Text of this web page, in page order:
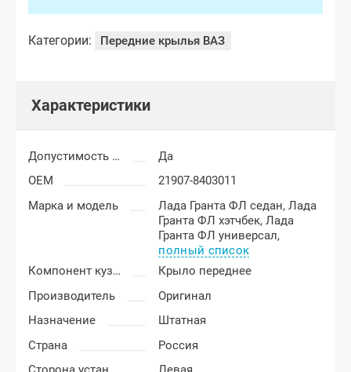
Категории: Передние крылья ВАЗ
Характеристики
Допустимость мелких царапин
Да
OEM
21907-8403011
Марка и модель
Лада Гранта ФЛ седан,Лада
Гранта ФЛ хэтчбек,Лада
Гранта ФЛ универсал,
полный список
Компонент кузова
Крыло переднее
Производитель
Оригинал
Назначение
Штатная
Страна
Россия